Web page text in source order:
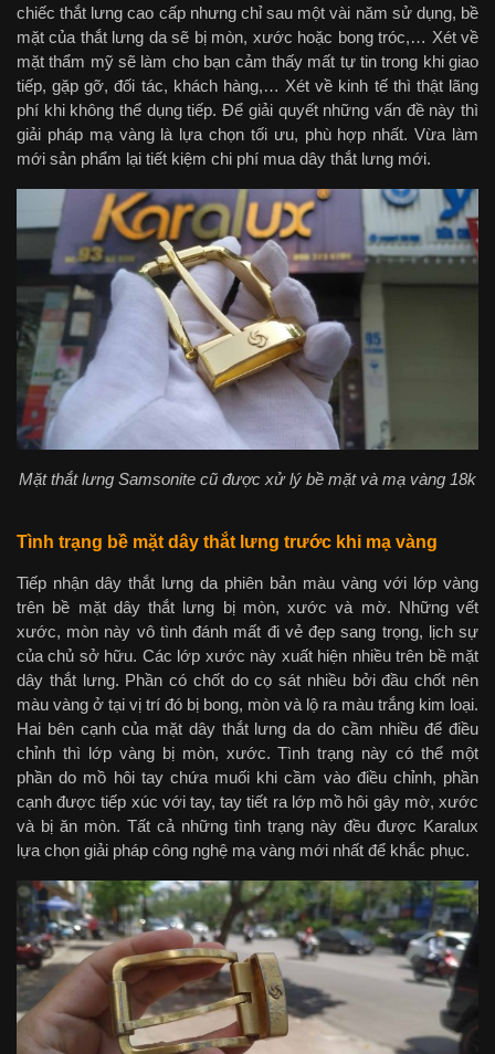
chiếc thắt lưng cao cấp nhưng chỉ sau một vài năm sử dụng, bề
mặt của thắt lưng da sẽ bị mòn, xước hoặc bong tróc,… Xét về
mặt thẩm mỹ sẽ làm cho bạn cảm thấy mất tự tin trong khi giao
tiếp, gặp gỡ, đối tác, khách hàng,… Xét về kinh tế thì thật lãng
phí khi không thể dụng tiếp. Để giải quyết những vấn đề này thì
giải pháp mạ vàng là lựa chọn tối ưu, phù hợp nhất. Vừa làm
mới sản phẩm lại tiết kiệm chi phí mua dây thắt lưng mới.
Mặt thắt lưng Samsonite cũ được xử lý bề mặt và mạ vàng 18k
Tình trạng bề mặt dây thắt lưng trước khi mạ vàng
Tiếp nhận dây thắt lưng da phiên bản màu vàng với lớp vàng
trên bề mặt dây thắt lưng bị mòn, xước và mờ. Những vết
xước, mòn này vô tình đánh mất đi vẻ đẹp sang trọng, lịch sự
của chủ sở hữu. Các lớp xước này xuất hiện nhiều trên bề mặt
dây thắt lưng. Phần có chốt do cọ sát nhiều bởi đầu chốt nên
màu vàng ở tại vị trí đó bị bong, mòn và lộ ra màu trắng kim loại.
Hai bên cạnh của mặt dây thắt lưng da do cầm nhiều để điều
chỉnh thì lớp vàng bị mòn, xước. Tình trạng này có thể một
phần do mồ hôi tay chứa muối khi cầm vào điều chỉnh, phần
cạnh được tiếp xúc với tay, tay tiết ra lớp mồ hôi gây mờ, xước
và bị ăn mòn. Tất cả những tình trạng này đều được Karalux
lựa chọn giải pháp công nghệ mạ vàng mới nhất để khắc phục.